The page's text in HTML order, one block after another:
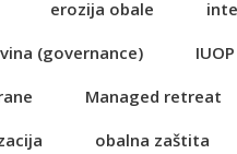
erozija obale
(governance)
IUOP
Managed retreat
obalna zaštita